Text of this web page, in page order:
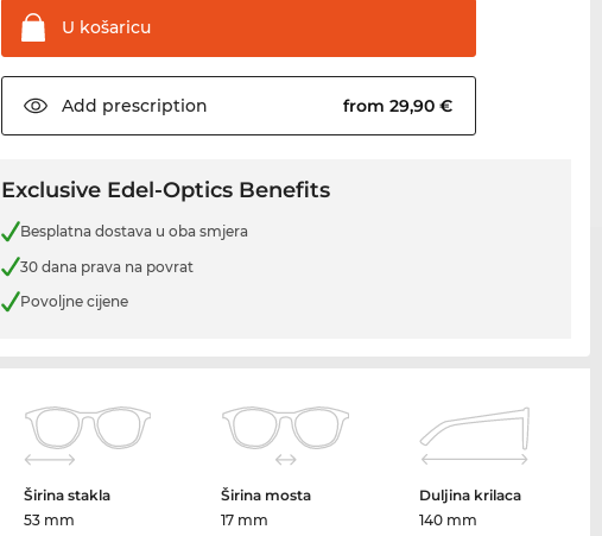
U košaricu
Add prescription from 29,90 €
Exclusive Edel-Optics Benefits
Besplatna dostava u oba smjera
30 dana prava na povrat
Povoljne cijene
Širina stakla
53 mm
Širina mosta
17 mm
Duljina krilaca
140 mm